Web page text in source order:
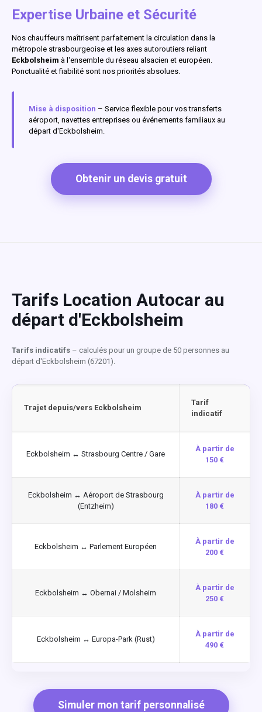
Expertise Urbaine et Sécurité
Nos chauffeurs maîtrisent parfaitement la circulation dans la
métropole strasbourgeoise et les axes autoroutiers reliant
Eckbolsheim à l'ensemble du réseau alsacien et européen.
Ponctualité et fiabilité sont nos priorités absolues.
Mise à disposition – Service flexible pour vos transferts
aéroport, navettes entreprises ou événements familiaux au
départ d'Eckbolsheim.
Obtenir un devis gratuit
Tarifs Location Autocar au
départ d'Eckbolsheim
Tarifs indicatifs – calculés pour un groupe de 50 personnes au
départ d'Eckbolsheim (67201).
Trajet depuis/vers Eckbolsheim
Tarif
indicatif
Eckbolsheim ↔ Strasbourg Centre / Gare
À partir de
150 €
Eckbolsheim ↔ Aéroport de Strasbourg
(Entzheim)
À partir de
180 €
Eckbolsheim ↔ Parlement Européen
À partir de
200 €
Eckbolsheim ↔ Obernai / Molsheim
À partir de
250 €
Eckbolsheim ↔ Europa-Park (Rust)
À partir de
490 €
Simuler mon tarif personnalisé